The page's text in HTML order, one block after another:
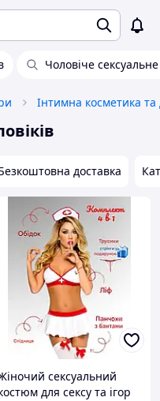
Чоловіче
Інтимна косметика та
доставка
сексуальний
для сексу та ігор